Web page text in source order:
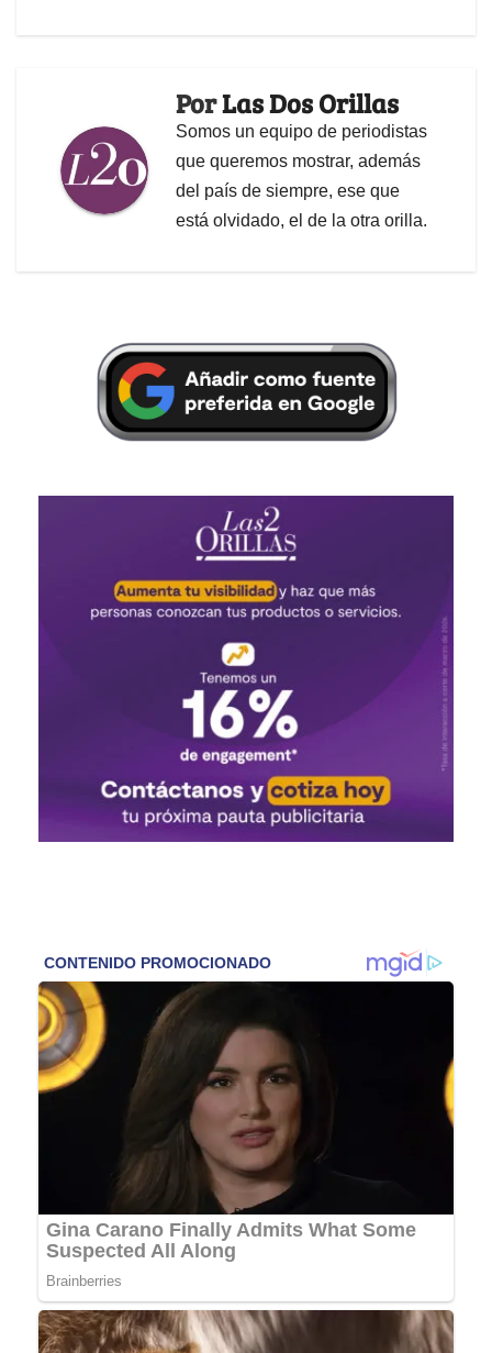
PorLas Dos Orillas
Somos un equipo de periodistas
que queremos mostrar, además
del país de siempre, ese que
está olvidado, el de la otra orilla.